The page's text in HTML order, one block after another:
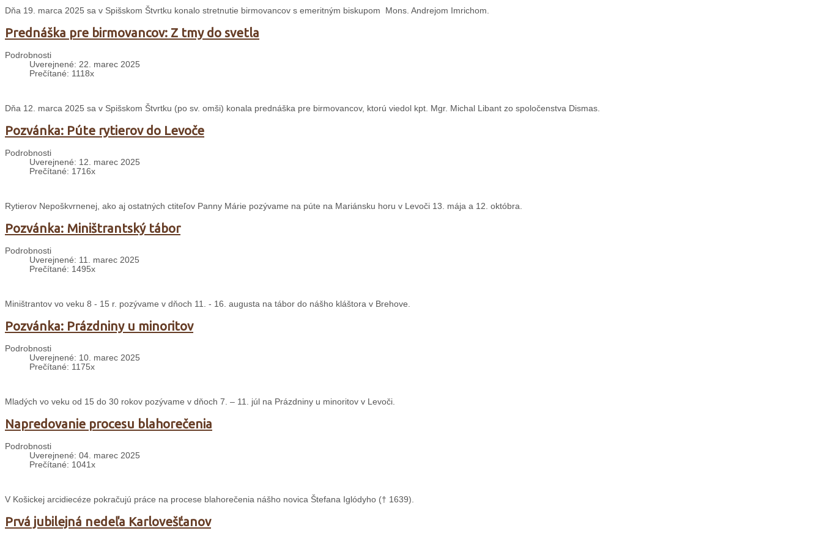
Dňa 19. marca 2025 sa v Spišskom Štvrtku konalo stretnutie birmovancov s emeritným biskupom Mons. Andrejom Imrichom.
Prednáška pre birmovancov: Z tmy do svetla
Podrobnosti
Uverejnené: 22. marec 2025
Prečítané: 1118x
Dňa 12. marca 2025 sa v Spišskom Štvrtku (po sv. omši) konala prednáška pre birmovancov, ktorú viedol kpt. Mgr. Michal Libant zo spoločenstva Dismas.
Pozvánka: Púte rytierov do Levoče
Podrobnosti
Uverejnené: 12. marec 2025
Prečítané: 1716x
Rytierov Nepoškvrnenej, ako aj ostatných ctiteľov Panny Márie pozývame na púte na Mariánsku horu v Levoči 13. mája a 12. októbra.
Pozvánka: Miništrantský tábor
Podrobnosti
Uverejnené: 11. marec 2025
Prečítané: 1495x
Miništrantov vo veku 8 - 15 r. pozývame v dňoch 11. - 16. augusta na tábor do nášho kláštora v Brehove.
Pozvánka: Prázdniny u minoritov
Podrobnosti
Uverejnené: 10. marec 2025
Prečítané: 1175x
Mladých vo veku od 15 do 30 rokov pozývame v dňoch 7. – 11. júl na Prázdniny u minoritov v Levoči.
Napredovanie procesu blahorečenia
Podrobnosti
Uverejnené: 04. marec 2025
Prečítané: 1041x
V Košickej arcidiecéze pokračujú práce na procese blahorečenia nášho novica Štefana Iglódyho († 1639).
Prvá jubilejná nedeľa Karlovešťanov